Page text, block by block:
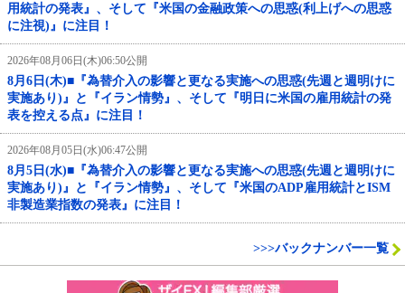
用統計の発表』、そして『米国の金融政策への思惑(利上げへの思惑
に注視)』に注目！
2026年08月06日(木)06:50公開
8月6日(木)■『為替介入の影響と更なる実施への思惑(先週と週明けに
実施あり)』と『イラン情勢』、そして『明日に米国の雇用統計の発
表を控える点』に注目！
2026年08月05日(水)06:47公開
8月5日(水)■『為替介入の影響と更なる実施への思惑(先週と週明けに
実施あり)』と『イラン情勢』、そして『米国のADP雇用統計とISM
非製造業指数の発表』に注目！
>>>バックナンバー一覧